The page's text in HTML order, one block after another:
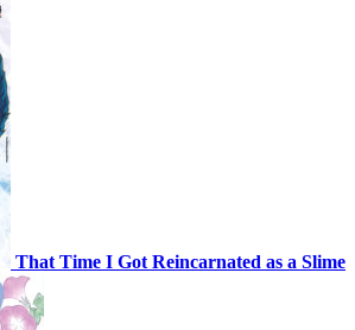
That Time I Got Reincarnated as a Slime